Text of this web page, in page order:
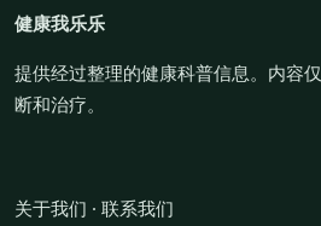
健康我乐乐
提供经过整理的健康科普信息。内容
断和治疗。
关于我们 · 联系我们